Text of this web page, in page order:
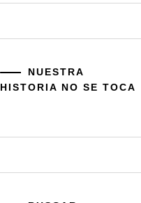
NUESTRA
HISTORIA NO SE TOCA